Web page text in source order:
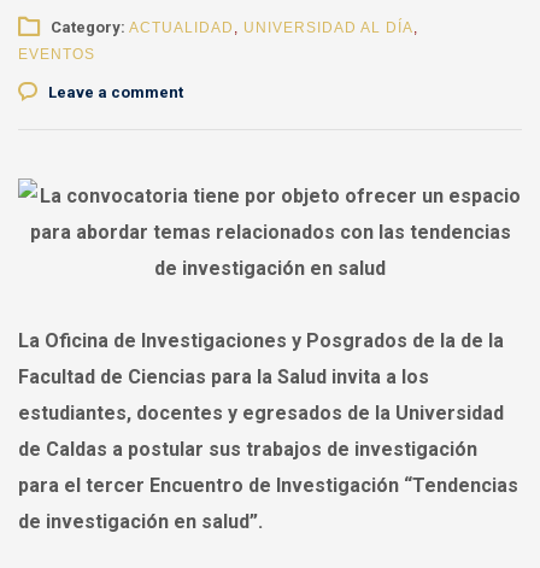
Category: ACTUALIDAD , UNIVERSIDAD AL DÍA,
EVENTOS
Leave a comment
La Oficina de Investigaciones y Posgrados de la de la
Facultad de Ciencias para la Salud invita a los
estudiantes, docentes y egresados de la Universidad
de Caldas a postular sus trabajos de investigación
para el tercer Encuentro de Investigación “Tendencias
de investigación en salud”.